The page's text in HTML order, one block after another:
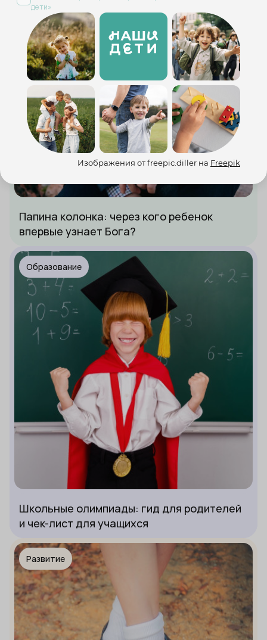
Папина колонка: через кого ребенок
впервые узнает Бога?
Образование
Школьные олимпиады: гид для родителей
и чек-лист для учащихся
Развитие
дети»
Изображения от freepic.diller на Freepik